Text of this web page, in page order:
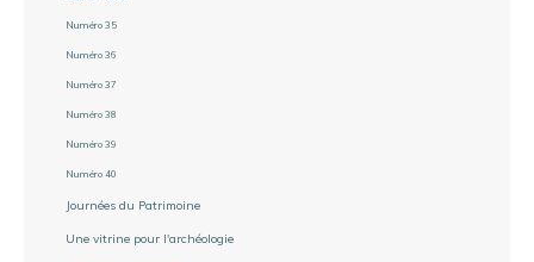
Numéro 35
Numéro 36
Numéro 37
Numéro 38
Numéro 39
Numéro 40
Journées du Patrimoine
Une vitrine pour l'archéologie